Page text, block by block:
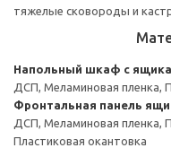
тяжелые сковороды и
Напольный шкаф с
ДСП, Меламиновая пленка,
Фронтальная панель
ДСП, Меламиновая пленка,
Пластиковая окантовка